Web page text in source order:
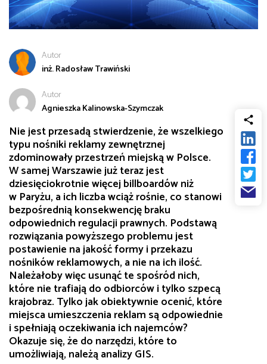
od
Biznes
Architektura, inżynieria i budownictwo
Autor
inż. Radosław Trawiński
Autor
Agnieszka Kalinowska-Szymczak
Nie jest przesadą stwierdzenie, że wszelkiego
typu nośniki reklamy zewnętrznej
zdominowały przestrzeń miejską w Polsce.
W samej Warszawie już teraz jest
dziesięciokrotnie więcej billboardów niż
w Paryżu, a ich liczba wciąż rośnie, co stanowi
bezpośrednią konsekwencję braku
odpowiednich regulacji prawnych. Podstawą
rozwiązania powyższego problemu jest
postawienie na jakość formy i przekazu
nośników reklamowych, a nie na ich ilość.
Należałoby więc usunąć te spośród nich,
które nie trafiają do odbiorców i tylko szpecą
krajobraz. Tylko jak obiektywnie ocenić, które
miejsca umieszczenia reklam są odpowiednie
i spełniają oczekiwania ich najemców?
Okazuje się, że do narzędzi, które to
umożliwiają, należą analizy GIS.